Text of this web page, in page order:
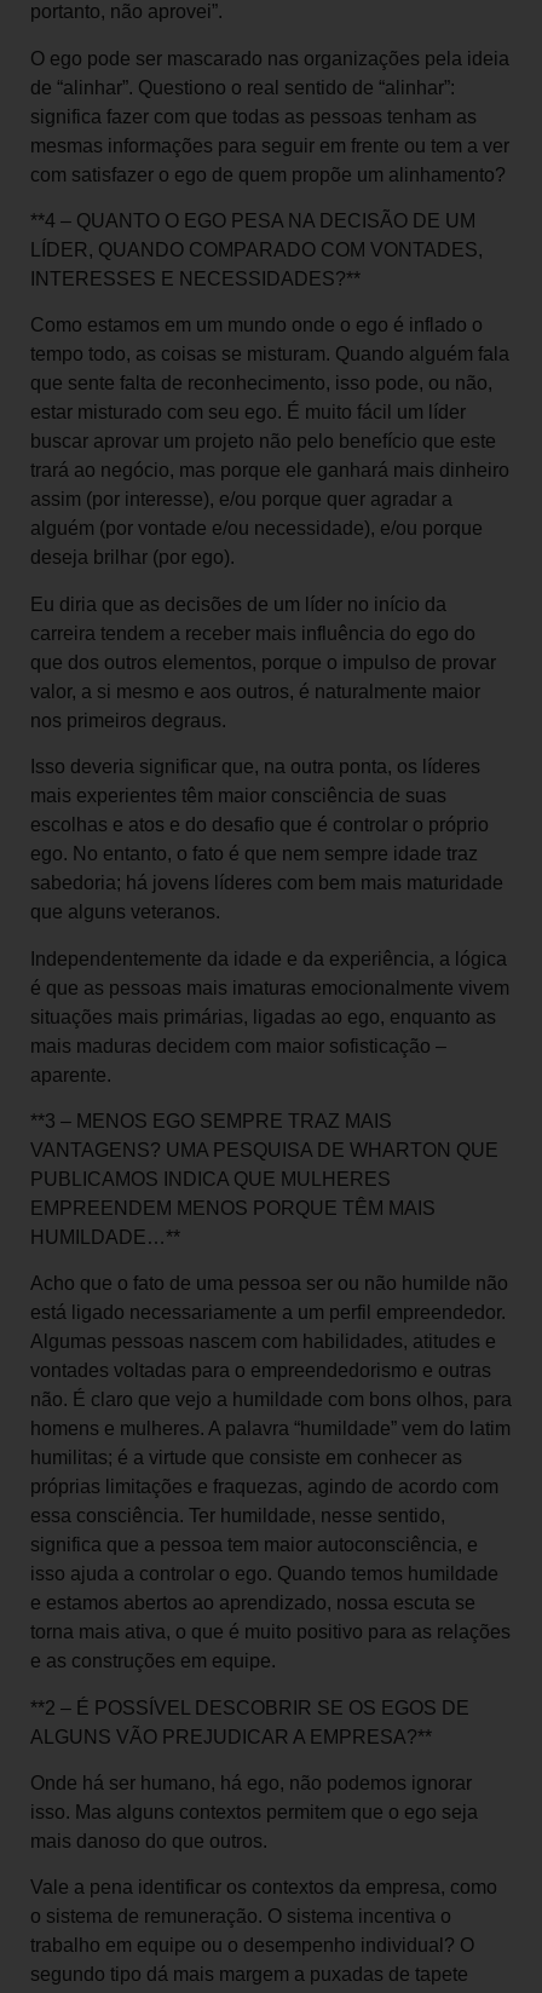
portanto, não aprovei”.
O ego pode ser mascarado nas organizações pela ideia
de “alinhar”. Questiono o real sentido de “alinhar”:
significa fazer com que todas as pessoas tenham as
mesmas informações para seguir em frente ou tem a ver
com satisfazer o ego de quem propõe um alinhamento?
**4 – QUANTO O EGO PESA NA DECISÃO DE UM
LÍDER, QUANDO COMPARADO COM VONTADES,
INTERESSES E NECESSIDADES?**
Como estamos em um mundo onde o ego é inflado o
tempo todo, as coisas se misturam. Quando alguém fala
que sente falta de reconhecimento, isso pode, ou não,
estar misturado com seu ego. É muito fácil um líder
buscar aprovar um projeto não pelo benefício que este
trará ao negócio, mas porque ele ganhará mais dinheiro
assim (por interesse), e/ou porque quer agradar a
alguém (por vontade e/ou necessidade), e/ou porque
deseja brilhar (por ego).
Eu diria que as decisões de um líder no início da
carreira tendem a receber mais influência do ego do
que dos outros elementos, porque o impulso de provar
valor, a si mesmo e aos outros, é naturalmente maior
nos primeiros degraus.
Isso deveria significar que, na outra ponta, os líderes
mais experientes têm maior consciência de suas
escolhas e atos e do desafio que é controlar o próprio
ego. No entanto, o fato é que nem sempre idade traz
sabedoria; há jovens líderes com bem mais maturidade
que alguns veteranos.
Independentemente da idade e da experiência, a lógica
é que as pessoas mais imaturas emocionalmente vivem
situações mais primárias, ligadas ao ego, enquanto as
mais maduras decidem com maior sofisticação –
aparente.
**3 – MENOS EGO SEMPRE TRAZ MAIS
VANTAGENS? UMA PESQUISA DE WHARTON QUE
PUBLICAMOS INDICA QUE MULHERES
EMPREENDEM MENOS PORQUE TÊM MAIS
HUMILDADE…**
Acho que o fato de uma pessoa ser ou não humilde não
está ligado necessariamente a um perfil empreendedor.
Algumas pessoas nascem com habilidades, atitudes e
vontades voltadas para o empreendedorismo e outras
não. É claro que vejo a humildade com bons olhos, para
homens e mulheres. A palavra “humildade” vem do latim
humilitas; é a virtude que consiste em conhecer as
próprias limitações e fraquezas, agindo de acordo com
essa consciência. Ter humildade, nesse sentido,
significa que a pessoa tem maior autoconsciência, e
isso ajuda a controlar o ego. Quando temos humildade
e estamos abertos ao aprendizado, nossa escuta se
torna mais ativa, o que é muito positivo para as relações
e as construções em equipe.
**2 – É POSSÍVEL DESCOBRIR SE OS EGOS DE
ALGUNS VÃO PREJUDICAR A EMPRESA?**
Onde há ser humano, há ego, não podemos ignorar
isso. Mas alguns contextos permitem que o ego seja
mais danoso do que outros.
Vale a pena identificar os contextos da empresa, como
o sistema de remuneração. O sistema incentiva o
trabalho em equipe ou o desempenho individual? O
segundo tipo dá mais margem a puxadas de tapete